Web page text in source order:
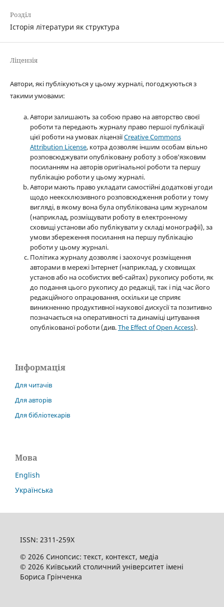
Розділ
Історія літератури як структура
Ліцензія
Автори, які публікуються у цьому журналі, погоджуються з
такими умовами:
Автори залишають за собою право на авторство своєї
роботи та передають журналу право першої публікації
цієї роботи на умовах ліцензіїCreative Commons
Attribution License, котра дозволяє іншим особам вільно
розповсюджувати опубліковану роботу з обов'язковим
посиланням на авторів оригінальної роботи та першу
публікацію роботи у цьому журналі.
Автори мають право укладати самостійні додаткові угоди
щодо неексклюзивного розповсюдження роботи у тому
вигляді, в якому вона була опублікована цим журналом
(наприклад, розміщувати роботу в електронному
сховищі установи або публікувати у складі монографії), за
умови збереження посилання на першу публікацію
роботи у цьому журналі.
Політика журналу дозволяє і заохочує розміщення
авторами в мережі Інтернет (наприклад, у сховищах
установ або на особистих веб-сайтах) рукопису роботи, як
до подання цього рукопису до редакції, так і під час його
редакційного опрацювання, оскільки це сприяє
виникненню продуктивної наукової дискусії та позитивно
позначається на оперативності та динаміці цитування
опублікованої роботи (див.The Effect of Open Access).
Інформація
Для читачів
Для авторів
Для бібліотекарів
Мова
English
Українська
ISSN: 2311-259X
© 2026 Синопсис: текст, контекст, медіа
© 2026 Київський столичний університет імені
Бориса Грінченка